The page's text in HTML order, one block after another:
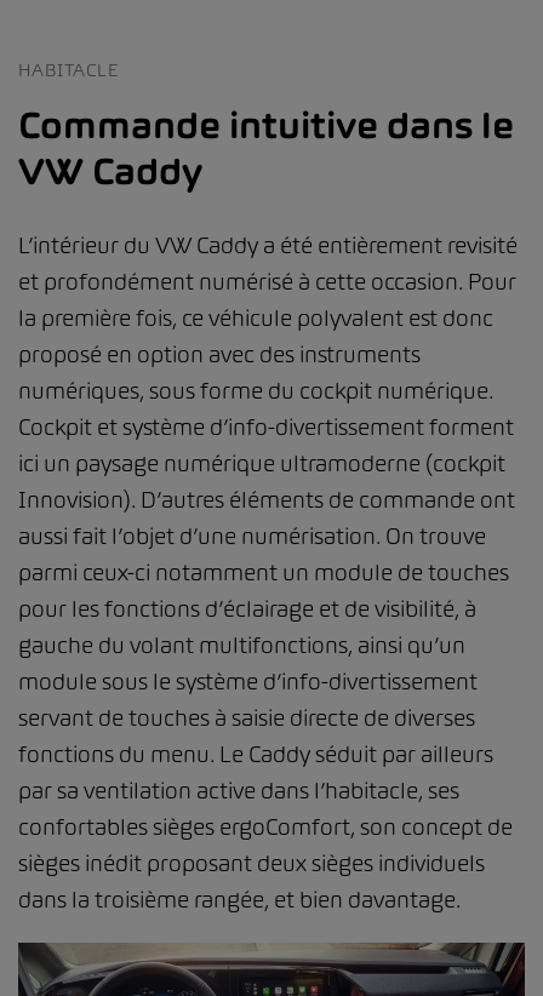
HABITACLE
Commande intuitive dans le
VW Caddy
L’intérieur du VW Caddy a été entièrement revisité
et profondément numérisé à cette occasion. Pour
la première fois, ce véhicule polyvalent est donc
proposé en option avec des instruments
numériques, sous forme du cockpit numérique.
Cockpit et système d’info-divertissement forment
ici un paysage numérique ultramoderne (cockpit
Innovision). D’autres éléments de commande ont
aussi fait l’objet d’une numérisation. On trouve
parmi ceux-ci notamment un module de touches
pour les fonctions d’éclairage et de visibilité, à
gauche du volant multifonctions, ainsi qu’un
module sous le système d’info-divertissement
servant de touches à saisie directe de diverses
fonctions du menu. Le Caddy séduit par ailleurs
par sa ventilation active dans l’habitacle, ses
confortables sièges ergoComfort, son concept de
sièges inédit proposant deux sièges individuels
dans la troisième rangée, et bien davantage.